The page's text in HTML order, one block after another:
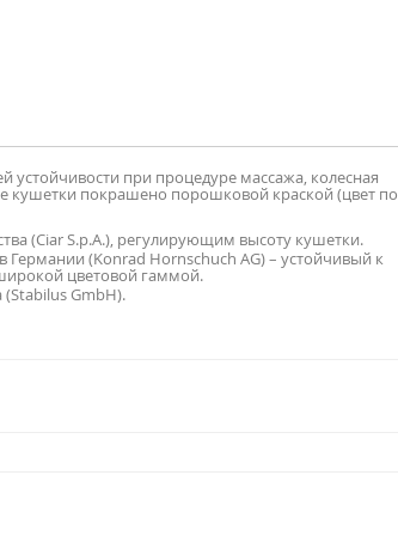
при процедуре массажа, колесная
кушетки покрашено порошковой краской (цвет по
(Ciar S.p.A.), регулирующим высоту кушетки.
(Konrad Hornschuch AG) – устойчивый к
цветовой гаммой.
GmbH).